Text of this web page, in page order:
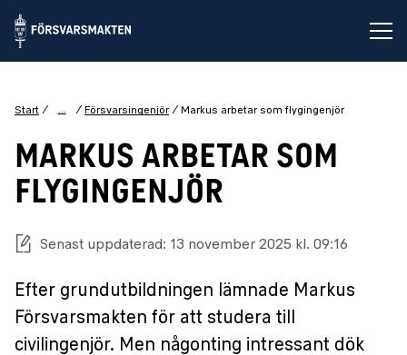
Start ... Försvarsingenjör Markus arbetar som flygingenjör
MARKUS ARBETAR SOM
FLYGINGENJÖR
Senast uppdaterad: 13 november 2025 kl. 09:16
Efter grundutbildningen lämnade Markus
Försvarsmakten för att studera till
civilingenjör. Men någonting intressant dök